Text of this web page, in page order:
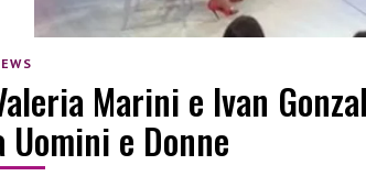
Marini e Ivan
Uomini e Donne